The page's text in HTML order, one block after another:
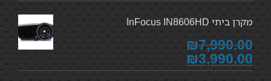
מקרן ביתי InFocus IN8606HD
₪7,990.00
₪3,990.00